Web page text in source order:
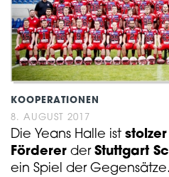
KOOPERATIONEN
8. AUGUST 2017
Die Yeans Halle ist
Förderer der Stuttgart
ein Spiel der